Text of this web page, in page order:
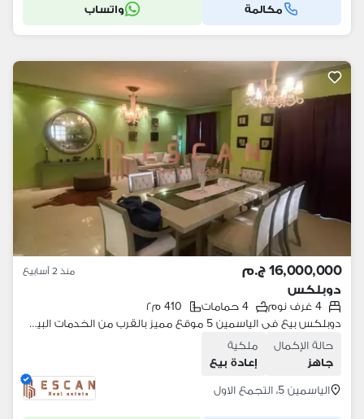
مكالمة واتساب
16,000,000 ج.م منذ 2 أسابيع
دوبلكس
4 غرف نوم 4 حمامات
410 م٢
دوبلكس بيع فى الياسمين 5 موقع مميز بالقرب من الخدمات البيع بالمطبخ
حالة الإكمال
جاهز
ملكية
إعادة بيع
الياسمين 5، التجمع الاول